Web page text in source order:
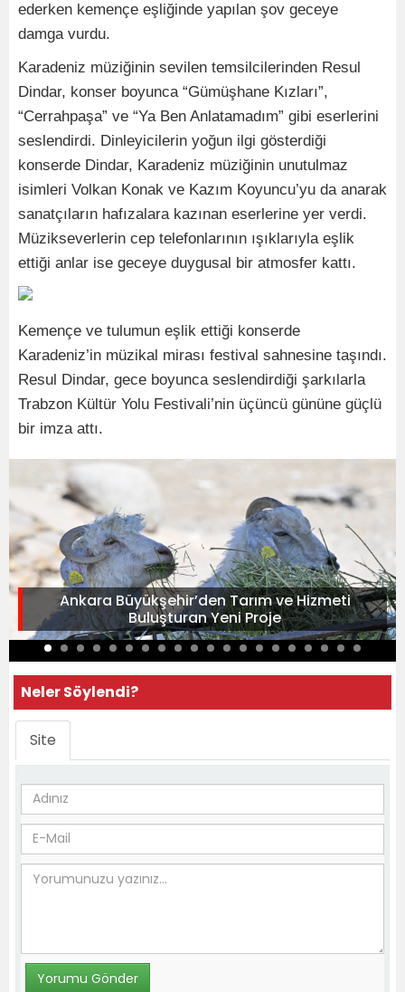
ederken kemençe eşliğinde yapılan şov geceye
damga vurdu.
Karadeniz müziğinin sevilen temsilcilerinden Resul
Dindar, konser boyunca “Gümüşhane Kızları”,
“Cerrahpaşa” ve “Ya Ben Anlatamadım” gibi eserlerini
seslendirdi. Dinleyicilerin yoğun ilgi gösterdiği
konserde Dindar, Karadeniz müziğinin unutulmaz
isimleri Volkan Konak ve Kazım Koyuncu’yu da anarak
sanatçıların hafızalara kazınan eserlerine yer verdi.
Müzikseverlerin cep telefonlarının ışıklarıyla eşlik
ettiği anlar ise geceye duygusal bir atmosfer kattı.
Kemençe ve tulumun eşlik ettiği konserde
Karadeniz’in müzikal mirası festival sahnesine taşındı.
Resul Dindar, gece boyunca seslendirdiği şarkılarla
Trabzon Kültür Yolu Festivali’nin üçüncü gününe güçlü
bir imza attı.
Ankara Büyükşehir’den Tarım ve Hizmeti
Buluşturan Yeni Proje
Neler Söylendi?
Site